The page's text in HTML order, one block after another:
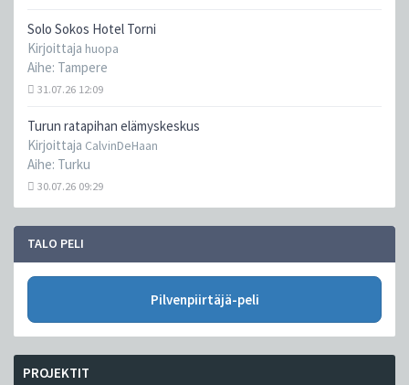
Solo Sokos Hotel Torni
Kirjoittaja huopa
Aihe: Tampere
31.07.26 12:09
Turun ratapihan elämyskeskus
Kirjoittaja CalvinDeHaan
Aihe: Turku
30.07.26 09:29
TALO PELI
Pilvenpiirtäjä-peli
PROJEKTIT